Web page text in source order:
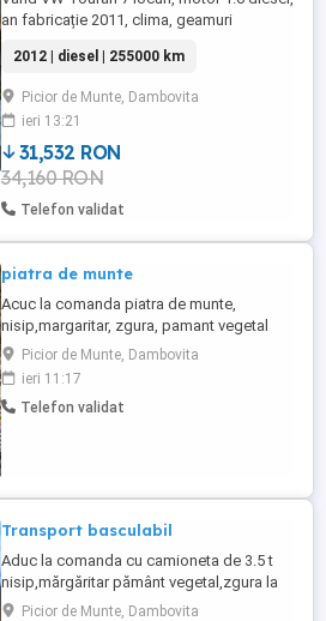
an fabricație 2011, clima, geamuri
senzori fata spate, pilot automat, lumini
automate, comenzi pe volan, propietar,
adus personal din Germania in iulie 2025
Mai multe detalii la telefon
2012 | diesel | 255000 km
Picior de Munte, Dambovita
ieri 13:21
31,532 RON
34,160 RON
Telefon validat
piatra de munte
Acuc la comanda piatra de munte,
nisip,margaritar, zgura, pamant vegetal
Picior de Munte, Dambovita
ieri 11:17
Telefon validat
Transport basculabil
Aduc la comanda cu camioneta de 3.5 t
nisip,mărgăritar pământ vegetal,zgura la
preturi avantajoase.
Picior de Munte, Dambovita